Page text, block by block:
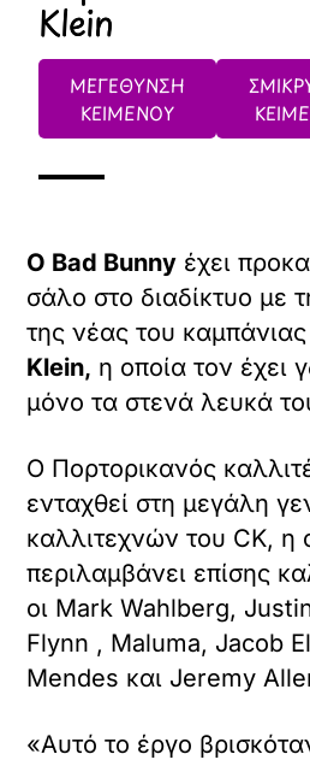
Klein
ΜΕΓΕΘΥΝΣΗ
ΚΕΙΜΕΝΟΥ
Ο Bad Bunny έχει
σάλο στο διαδίκτυο με
της νέας του καμπάνιας
Klein, η οποία τον έχει
μόνο τα στενά λευκά
Ο Πορτορικανός
ενταχθεί στη μεγάλη
καλλιτεχνών του CK, η
περιλαμβάνει επίσης
οι Mark Wahlberg,
Flynn , Maluma, Jacob
Mendes και Jeremy
«Αυτό το έργο